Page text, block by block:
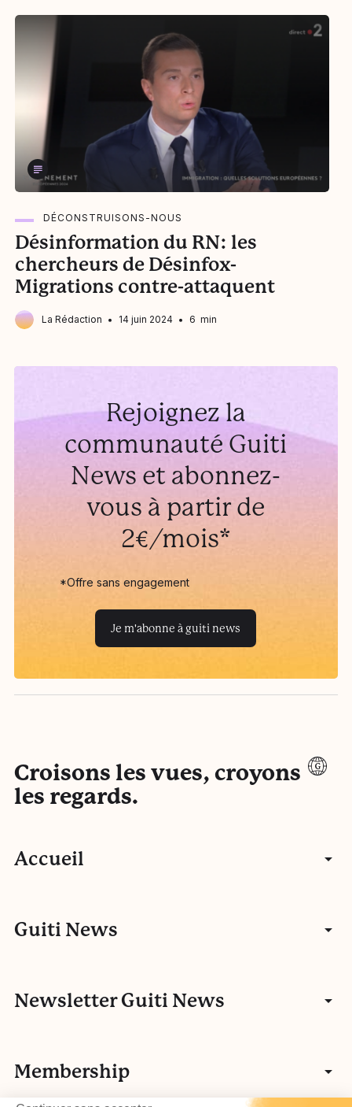
DÉCONSTRUISONS-NOUS
Désinformation du RN: les
chercheurs de Désinfox-
Migrations contre-attaquent
La Rédaction 14 juin 2024 6 min
Rejoignez la
communauté Guiti
News et abonnez-
vous à partir de
2€/mois*
*Offre sans engagement
Je m'abonne à guiti news
Croisons les vues, croyons
les regards.
Accueil
Articles
Portfolios
Podcasts
Guiti News
Communauté
Fake news
L’histoire de Guiti
Nos autres activités
Newsletter Guiti News
Membership